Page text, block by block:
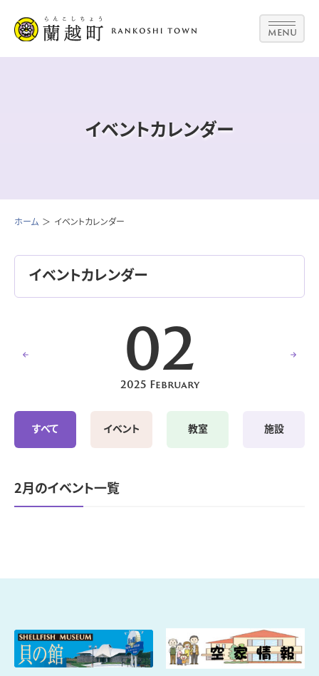
MENU
イベントカレンダー
ホーム イベントカレンダー
イベントカレンダー
02
2025 February
すべて イベント 教室 施設
2月のイベント一覧